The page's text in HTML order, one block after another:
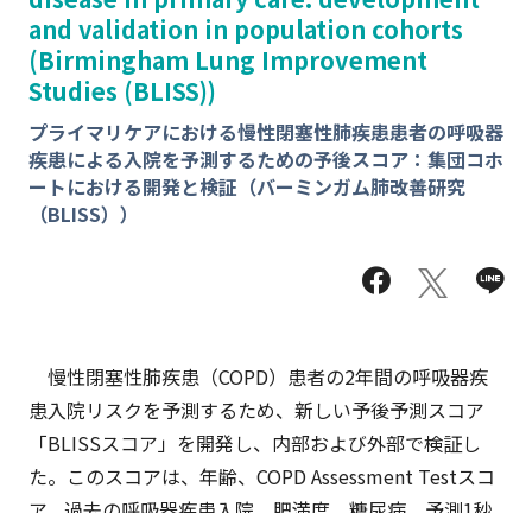
and validation in population cohorts
(Birmingham Lung Improvement
Studies (BLISS))
プライマリケアにおける慢性閉塞性肺疾患患者の呼吸器
疾患による入院を予測するための予後スコア：集団コホ
ートにおける開発と検証（バーミンガム肺改善研究
（BLISS））
慢性閉塞性肺疾患（COPD）患者の2年間の呼吸器疾
患入院リスクを予測するため、新しい予後予測スコア
「BLISSスコア」を開発し、内部および外部で検証し
た。このスコアは、年齢、COPD Assessment Testスコ